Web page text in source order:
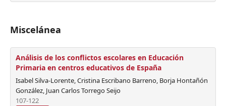
Miscelánea
Análisis de los conflictos escolares en Educación
Primaria en centros educativos de España
Isabel Silva-Lorente, Cristina Escribano Barreno, Borja Hontañón
González, Juan Carlos Torrego Seijo
107-122